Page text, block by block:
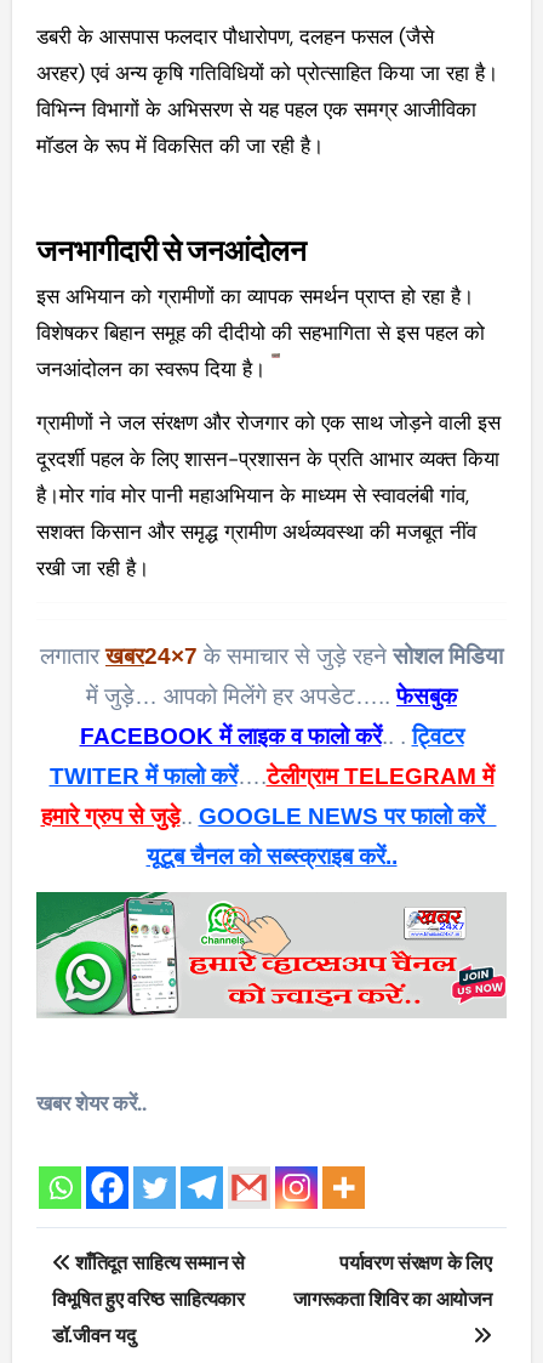
डबरी के आसपास फलदार पौधारोपण, दलहन फसल (जैसे
अरहर) एवं अन्य कृषि गतिविधियों को प्रोत्साहित किया जा रहा है।
विभिन्न विभागों के अभिसरण से यह पहल एक समग्र आजीविका
मॉडल के रूप में विकसित की जा रही है।
जनभागीदारी से जनआंदोलन
इस अभियान को ग्रामीणों का व्यापक समर्थन प्राप्त हो रहा है।
विशेषकर बिहान समूह की दीदीयो की सहभागिता से इस पहल को
जनआंदोलन का स्वरूप दिया है।
ग्रामीणों ने जल संरक्षण और रोजगार को एक साथ जोड़ने वाली इस
दूरदर्शी पहल के लिए शासन-प्रशासन के प्रति आभार व्यक्त किया
है।मोर गांव मोर पानी महाअभियान के माध्यम से स्वावलंबी गांव,
सशक्त किसान और समृद्ध ग्रामीण अर्थव्यवस्था की मजबूत नींव
रखी जा रही है।
लगातारखबर24×7 के समाचार से जुड़े रहनेसोशल मिडिया
में जुड़े… आपको मिलेंगे हर अपडेट…..फेसबुक
FACEBOOK में लाइक व फालो करें.. .ट्विटर
TWITER में फालो करें….टेलीग्राम TELEGRAM में
हमारे ग्रुप से जुड़े.. GOOGLE NEWS पर फालो करें
यूटूब चैनल को सब्स्क्राइब करें..
खबर शेयर करें..
Post
navigation
शाँतिदूत साहित्य सम्मान से
विभूषित हुए वरिष्ठ साहित्यकार
डॉ.जीवन यदु
पर्यावरण संरक्षण के लिए
जागरूकता शिविर का आयोजन